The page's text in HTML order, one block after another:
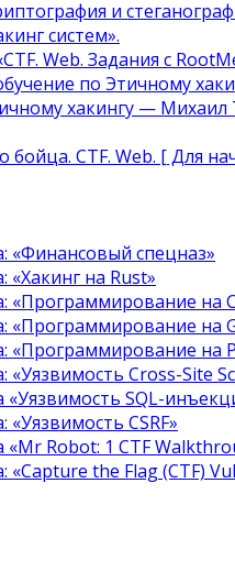
и
систем».
Web. Задания с
по Этичному
хакингу — Михаил
бойца. CTF. Web. [ Для
«Финансовый спецназ»
«Хакинг на Rust»
«Программирование на
«Программирование на
«Программирование на
«Уязвимость Cross-Site
«Уязвимость SQL-
CSRF»
«Mr Robot: 1 CTF
«Capture the Flag (CTF)